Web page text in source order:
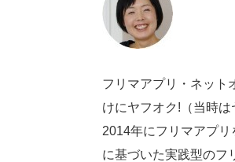
フリマアプリ・ネット
けにヤフオク!（当時
2014年にフリマアプ
に基づいた実践型のフ